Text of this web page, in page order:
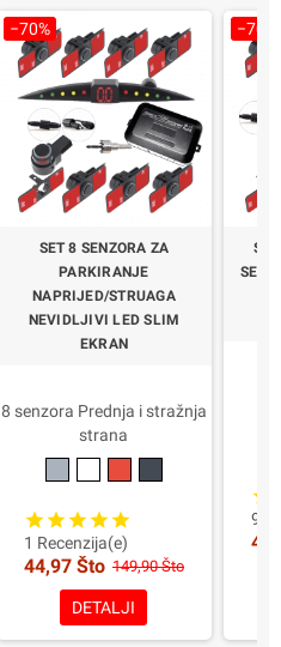
−70%
SET 8 SENZORA ZA
PARKIRANJE
NAPRIJED/STRUAGA
NEVIDLJIVI LED SLIM
EKRAN
8 senzora Prednja i stražnja
strana
Kvalitet i pouzdanost kao
originalni
automobila
ODOBREN
5 GODINA GARANCIJE
Opcionalna boja senzora
1 Recenzija(e)
44,97 Što 149,90 Što
DETALJI
−70%
9